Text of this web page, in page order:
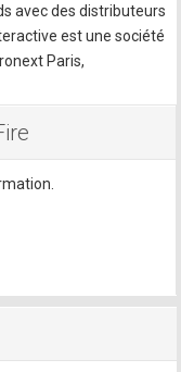
avec des distributeurs
est une société
Paris,